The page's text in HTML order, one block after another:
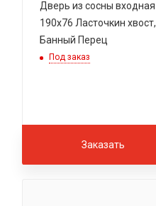
Дверь из сосны входная
190х76 Ласточкин хвост,
Банный Перец
Под заказ
Заказать